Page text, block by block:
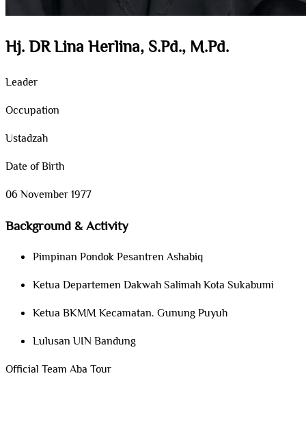
Hj. DR Lina Herlina, S.Pd., M.Pd.
Leader
Occupation
Ustadzah
Date of Birth
06 November 1977
Background & Activity
Pimpinan Pondok Pesantren Ashabiq
Ketua Departemen Dakwah Salimah Kota Sukabumi
Ketua BKMM Kecamatan. Gunung Puyuh
Lulusan UIN Bandung
Official Team Aba Tour